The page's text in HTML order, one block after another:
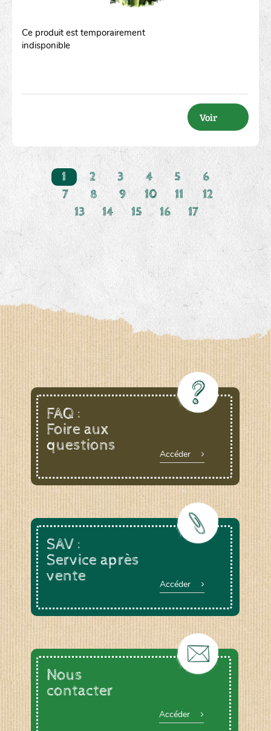
Ce produit est temporairement
indisponible
Voir
1 2 3 4 5
6
7
8 9 10 11
12
13
14 15 16 17
FAQ :
Foire aux
questions
Accéder
SAV :
Service après
vente
Accéder
Nous
contacter
Accéder